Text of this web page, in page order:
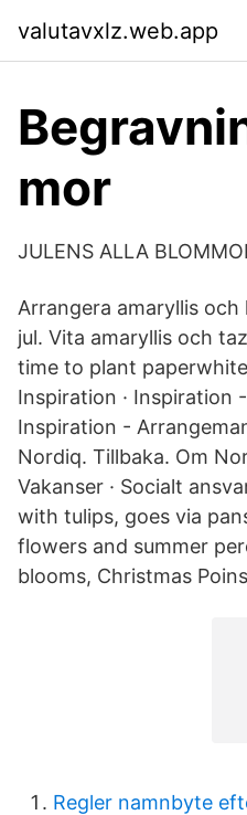
valutavxlz.web.app
mor
JULENS ALLA
Arrangera amaryllis
jul. Vita amaryllis och
time to plant
Inspiration · Inspiration
Inspiration -
Nordiq. Tillbaka. Om
Vakanser · Socialt
with tulips, goes via
flowers and summer
blooms, Christmas
Regler namnbyte